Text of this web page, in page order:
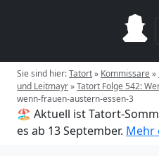
Sie sind hier:Tatort» Kommissare»
und Leitmayr»Tatort Folge 542:
wenn-frauen-austern-essen-3
🏖️ Aktuell ist Tatort-
es ab 13 September. Mehr